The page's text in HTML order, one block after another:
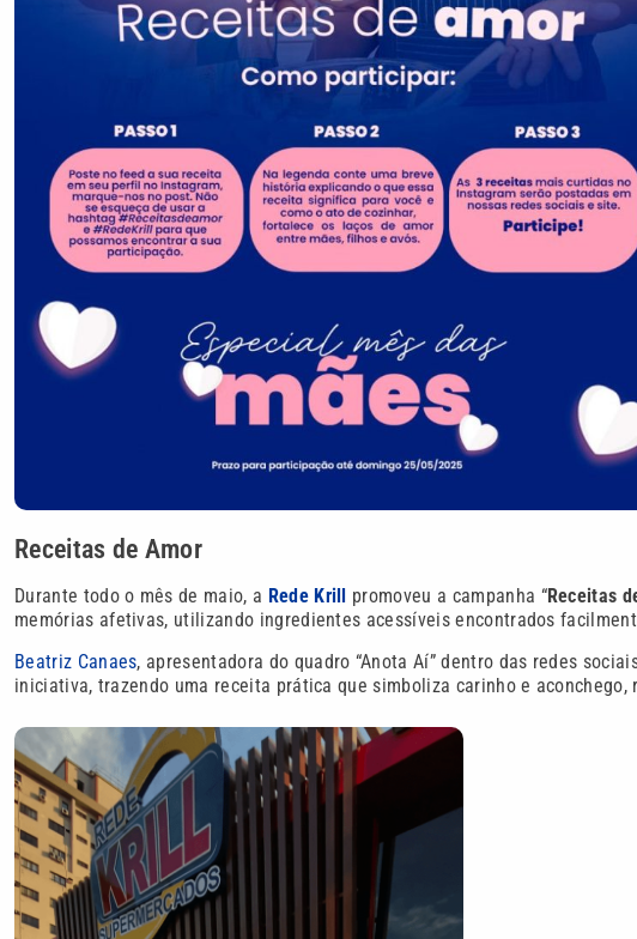
Receitas de Amor
Durante todo o mês de maio, a Rede Krill promoveu a campanha “Receitas
memórias afetivas, utilizando ingredientes acessíveis encontrados
Beatriz Canaes, apresentadora do quadro “Anota Aí” dentro das redes
iniciativa, trazendo uma receita prática que simboliza carinho e